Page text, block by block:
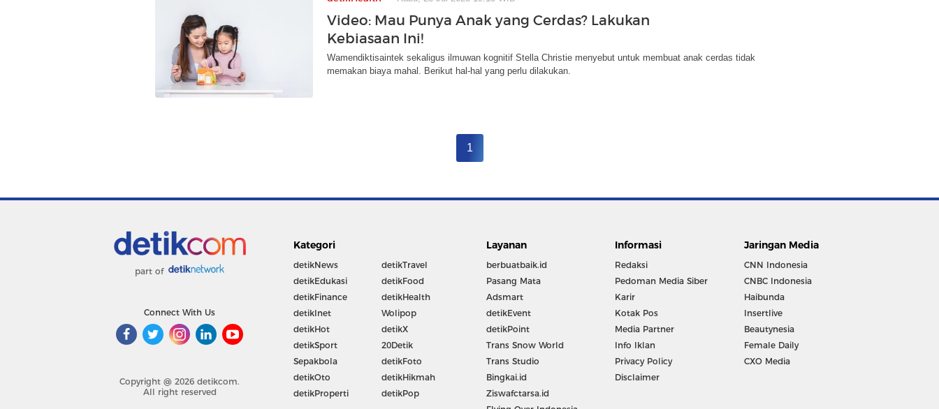
Video: Mau Punya Anak yang Cerdas? Lakukan
Kebiasaan Ini!
Wamendiktisaintek sekaligus ilmuwan kognitif Stella Christie menyebut untuk membuat anak cerdas tidak
memakan biaya mahal. Berikut hal-hal yang perlu dilakukan.
1
part of
Connect With Us
Copyright @ 2026 detikcom.
All right reserved
Kategori
detikNews
detikEdukasi
detikFinance
detikInet
detikHot
detikSport
Sepakbola
detikOto
detikProperti
detikTravel
detikFood
detikHealth
Wolipop
detikX
20Detik
detikFoto
detikHikmah
detikPop
Layanan
berbuatbaik.id
Pasang Mata
Adsmart
detikEvent
detikPoint
Trans Snow World
Trans Studio
Bingkai.id
Ziswafctarsa.id
Informasi
Redaksi
Pedoman Media Siber
Karir
Kotak Pos
Media Partner
Info Iklan
Privacy Policy
Disclaimer
Jaringan Media
CNN Indonesia
CNBC Indonesia
Haibunda
Insertlive
Beautynesia
Female Daily
CXO Media